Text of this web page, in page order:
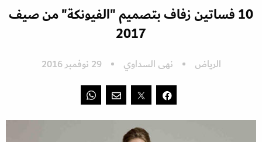
10 فساتين زفاف بتصميم "الفيونكة" من صيف
2017
الرياض نهى السداوي 29 نوفمبر 2016